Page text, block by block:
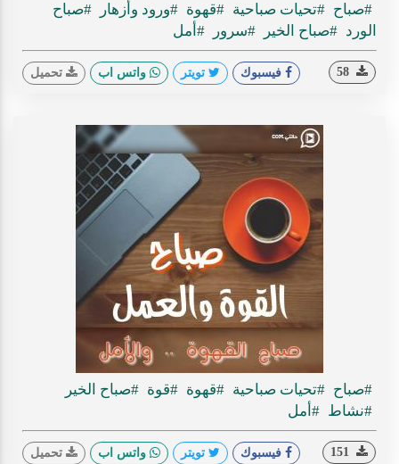
#صباح #تحيات صباحية #قهوة #ورود وأزهار
#صباح
الورد #صباح الخير #سرور #أمل
فيسبوك تويتر واتس اب تحميل
#صباح #تحيات صباحية #قهوة #قوة #صباح الخير
#نشاط #أمل
فيسبوك تويتر واتس اب تحميل